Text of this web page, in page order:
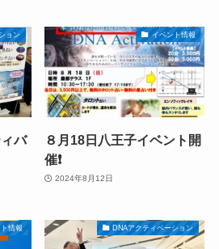
ョン
バ
イベント情報
８月18日八王子イベント開
催❗️
2024年8月12日
情報 DNAアクティベーション